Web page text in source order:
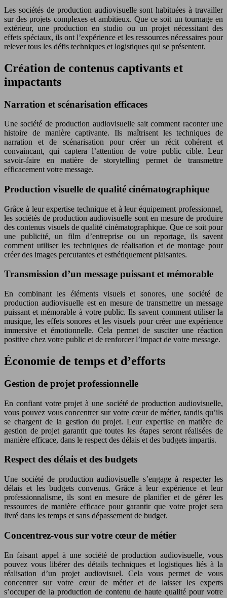
Les sociétés de production audiovisuelle sont habituées à travailler
sur des projets complexes et ambitieux. Que ce soit un tournage en
extérieur, une production en studio ou un projet nécessitant des
effets spéciaux, ils ont l’expérience et les ressources nécessaires pour
relever tous les défis techniques et logistiques qui se présentent.
Création de contenus captivants et
impactants
Narration et scénarisation efficaces
Une société de production audiovisuelle sait comment raconter une
histoire de manière captivante. Ils maîtrisent les techniques de
narration et de scénarisation pour créer un récit cohérent et
convaincant, qui captera l’attention de votre public cible. Leur
savoir-faire en matière de storytelling permet de transmettre
efficacement votre message.
Production visuelle de qualité cinématographique
Grâce à leur expertise technique et à leur équipement professionnel,
les sociétés de production audiovisuelle sont en mesure de produire
des contenus visuels de qualité cinématographique. Que ce soit pour
une publicité, un film d’entreprise ou un reportage, ils savent
comment utiliser les techniques de réalisation et de montage pour
créer des images percutantes et esthétiquement plaisantes.
Transmission d’un message puissant et mémorable
En combinant les éléments visuels et sonores, une société de
production audiovisuelle est en mesure de transmettre un message
puissant et mémorable à votre public. Ils savent comment utiliser la
musique, les effets sonores et les visuels pour créer une expérience
immersive et émotionnelle. Cela permet de susciter une réaction
positive chez votre public et de renforcer l’impact de votre message.
Économie de temps et d’efforts
Gestion de projet professionnelle
En confiant votre projet à une société de production audiovisuelle,
vous pouvez vous concentrer sur votre cœur de métier, tandis qu’ils
se chargent de la gestion du projet. Leur expertise en matière de
gestion de projet garantit que toutes les étapes seront réalisées de
manière efficace, dans le respect des délais et des budgets impartis.
Respect des délais et des budgets
Une société de production audiovisuelle s’engage à respecter les
délais et les budgets convenus. Grâce à leur expérience et leur
professionnalisme, ils sont en mesure de planifier et de gérer les
ressources de manière efficace pour garantir que votre projet sera
livré dans les temps et sans dépassement de budget.
Concentrez-vous sur votre cœur de métier
En faisant appel à une société de production audiovisuelle, vous
pouvez vous libérer des détails techniques et logistiques liés à la
réalisation d’un projet audiovisuel. Cela vous permet de vous
concentrer sur votre cœur de métier et de laisser les experts
s’occuper de la production de contenu de haute qualité pour votre